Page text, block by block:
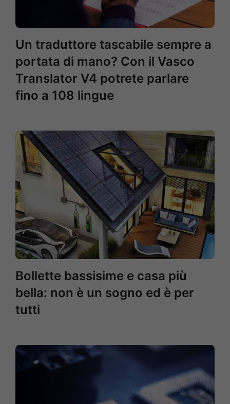
Un traduttore tascabile sempre a
portata di mano? Con il Vasco
Translator V4 potrete parlare
fino a 108 lingue
Bollette bassisime e casa più
bella: non è un sogno ed è per
tutti